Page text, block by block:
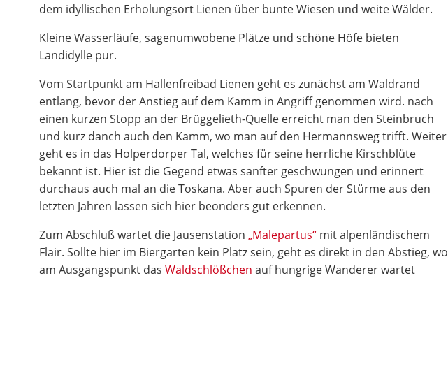
dem idyllischen Erholungsort Lienen über bunte Wiesen und weite Wälder.
Kleine Wasserläufe, sagenumwobene Plätze und schöne Höfe bieten
Landidylle pur.
Vom Startpunkt am Hallenfreibad Lienen geht es zunächst am Waldrand
entlang, bevor der Anstieg auf dem Kamm in Angriff genommen wird. nach
einen kurzen Stopp an der Brüggelieth-Quelle erreicht man den Steinbruch
und kurz danch auch den Kamm, wo man auf den Hermannsweg trifft. Weiter
geht es in das Holperdorper Tal, welches für seine herrliche Kirschblüte
bekannt ist. Hier ist die Gegend etwas sanfter geschwungen und erinnert
durchaus auch mal an die Toskana. Aber auch Spuren der Stürme aus den
letzten Jahren lassen sich hier beonders gut erkennen.
Zum Abschluß wartet die Jausenstation „Malepartus“ mit alpenländischem
Flair. Sollte hier im Biergarten kein Platz sein, geht es direkt in den Abstieg, wo
am Ausgangspunkt das Waldschlößchen auf hungrige Wanderer wartet